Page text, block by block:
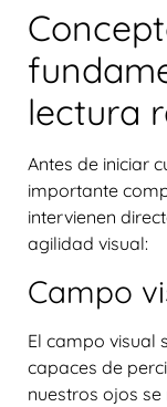
lectura
Antes de iniciar
importante
intervienen
agilidad visual:
Campo
El campo visual
capaces de
nuestros ojos